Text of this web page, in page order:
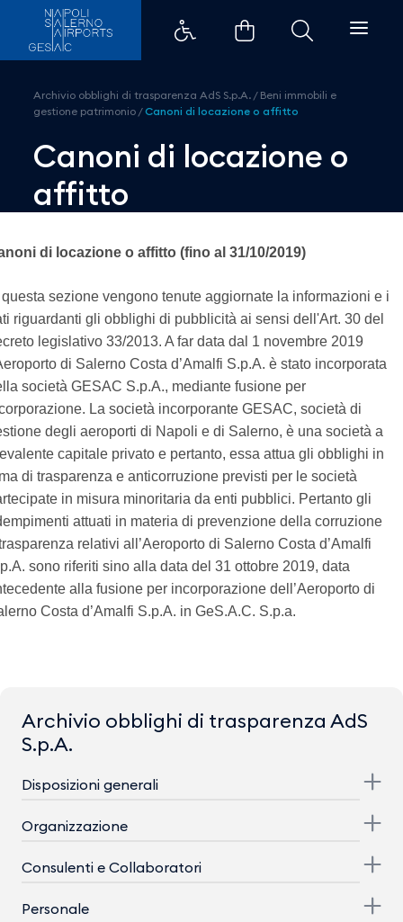
Canoni di locazione o affitto -
Archivio obblighi di trasparenza AdS S.p.A. / Beni immobili e
gestione patrimonio /Canoni di locazione o affitto
Canoni di locazione o
affitto
di locazione o affitto (fino al 31/10/2019)
sezione vengono tenute aggiornate la informazioni e i
riguardanti gli obblighi di pubblicità ai sensi dell'Art. 30 del
legislativo 33/2013. A far data dal 1 novembre 2019
di Salerno Costa d’Amalfi S.p.A. è stato incorporata
società GESAC S.p.A., mediante fusione per
La società incorporante GESAC, società di
degli aeroporti di Napoli e di Salerno, è una società a
capitale privato e pertanto, essa attua gli obblighi in
di trasparenza e anticorruzione previsti per le società
in misura minoritaria da enti pubblici. Pertanto gli
attuati in materia di prevenzione della corruzione
relativi all’Aeroporto di Salerno Costa d’Amalfi
sono riferiti sino alla data del 31 ottobre 2019, data
alla fusione per incorporazione dell’Aeroporto di
Costa d’Amalfi S.p.A. in GeS.A.C. S.p.a.
Archivio obblighi di trasparenza AdS
S.p.A.
Disposizioni generali
Organizzazione
Consulenti e Collaboratori
Personale